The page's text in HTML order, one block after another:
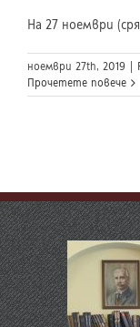
На 27 ноември
ноември 27th, 2019
Прочетете повече